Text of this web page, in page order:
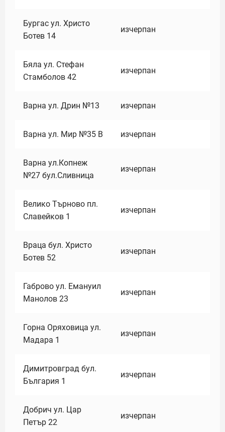
Бургас ул. Христо
Ботев 14
изчерпан
Бяла ул. Стефан
Стамболов 42
изчерпан
Варна ул. Дрин №13 изчерпан
Варна ул. Мир №35 В изчерпан
Варна ул.Копнеж
№27 бул.Сливница
изчерпан
Велико Търново пл.
Славейков 1
изчерпан
Враца бул. Христо
Ботев 52
изчерпан
Габрово ул. Емануил
Манолов 23
изчерпан
Горна Оряховица ул.
Мадара 1
изчерпан
Димитровград бул.
България 1
изчерпан
Добрич ул. Цар
Петър 22
изчерпан